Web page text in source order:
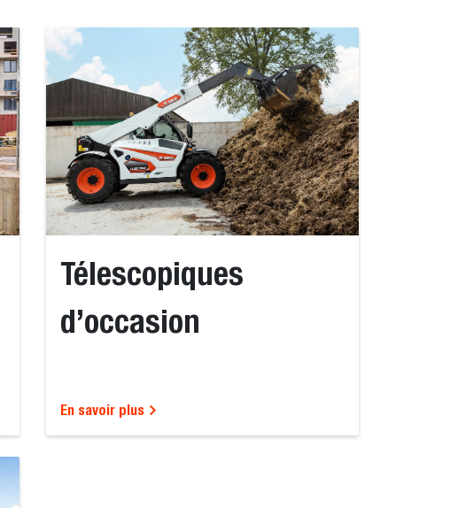
Télescopiques
d’occasion
En savoir plus